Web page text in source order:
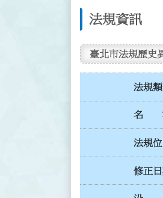
法規資訊
臺北市法規歷史
法規
名
法規
修正